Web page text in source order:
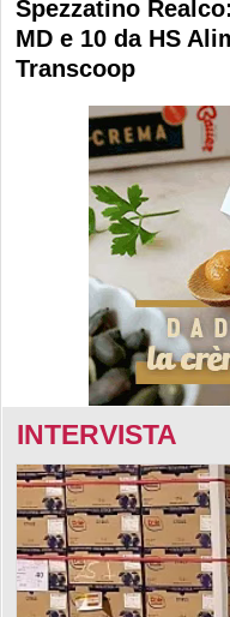
Spezzatino
MD e 10 da HS
Transcoop
INTERVISTA